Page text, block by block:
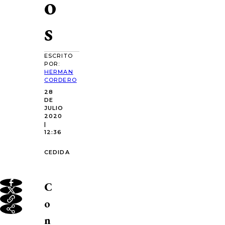
s
ESCRITO
POR:
HERMAN
CORDERO
28
DE
JULIO
2020
|
12:36
CEDIDA
C
o
n